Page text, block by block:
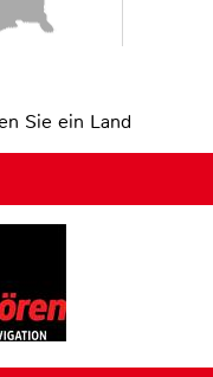
Sie ein Land